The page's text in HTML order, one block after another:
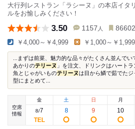
大行列レストラン「ラシーヌ」の本店イタ
ルをお愉しみください！
3.50 1157 人 86602
￥4,000～￥4,999 ￥1,000～￥1,999
...まずは前菜、魅力的な品々がたくさん並んで
あかりのテリーヌ 」を注文、ドリンクはハート
魚とじゃがいものテリーヌは目から鱗で茹でた
型にまとめて...
空席
情報
金
8/7
土
8
日
9
月
10